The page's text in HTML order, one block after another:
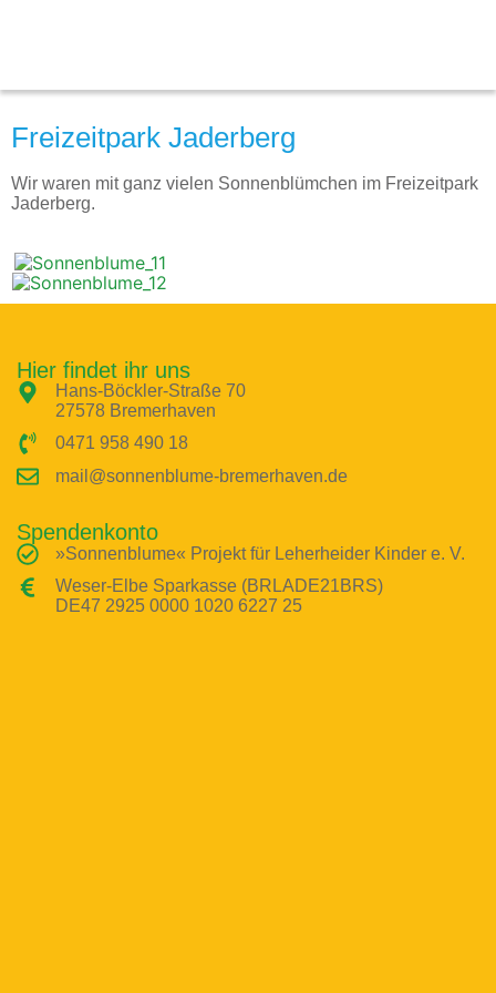
Herzlich willkommen
im Kinderprojekt »Sonnenblume e.V.«
Freizeitpark Jaderberg
Wir waren mit ganz vielen Sonnenblümchen im Freizeitpark
Jaderberg.
Hier findet ihr uns
Hans-Böckler-Straße 70
27578 Bremerhaven
0471 958 490 18
mail@sonnenblume-bremerhaven.de
Spendenkonto
»Sonnenblume« Projekt für Leherheider Kinder e. V.
Weser-Elbe Sparkasse (BRLADE21BRS)
DE47 2925 0000 1020 6227 25